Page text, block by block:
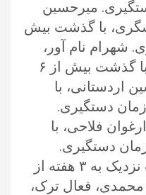
دستگیری. میرحسین
با گذشت بیش
شهرام نام آور،
شهروند ایرانی انگلیسی، با گذشت بیش از ۶
اردستانی، با
روز از زمان دستگیری.
فلاحی، با
ماه از زمان دستگیری.
حسین اردستانی با گذشت ‏نزدیک به ۳ هفته از
محمدی، فعال ترک،